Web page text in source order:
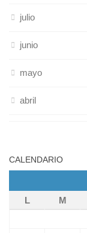
julio
junio
mayo
abril
CALENDARIO
L
M